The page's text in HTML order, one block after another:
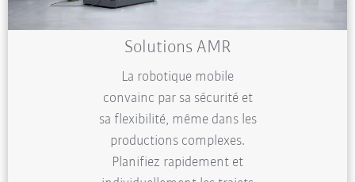
Solutions AMR
La robotique mobile
convainc par sa sécurité et
sa flexibilité, même dans les
productions complexes.
Planifiez rapidement et